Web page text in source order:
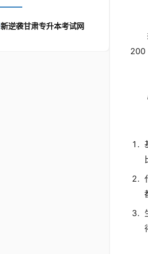
新逆袭甘肃专升本考试网
200